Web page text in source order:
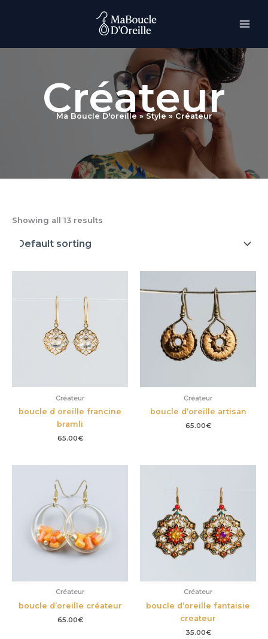
Créateur
Ma Boucle D'oreille »Style » Créateur
Showing all 13 results
Créateur
boucle d oreille francine
bramli
65.00€
Créateur
boucle d’oreille artisan
65.00€
Créateur
boucle d’oreille créateur
65.00€
Créateur
boucle d’oreille fantaisie
createur
35.00€